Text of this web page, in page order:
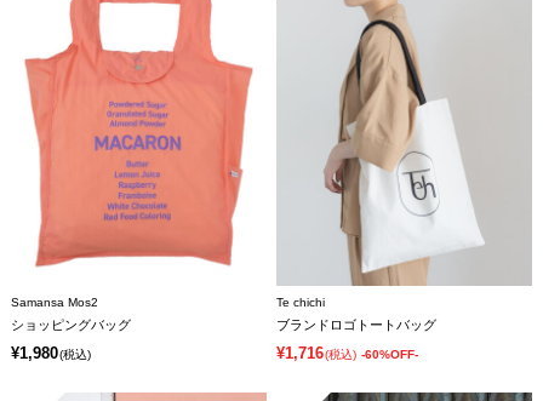
Samansa Mos2
ショッピングバッグ
¥1,980(税込)
Te chichi
ブランドロゴトートバッグ
¥1,716(税込) -60%OFF-